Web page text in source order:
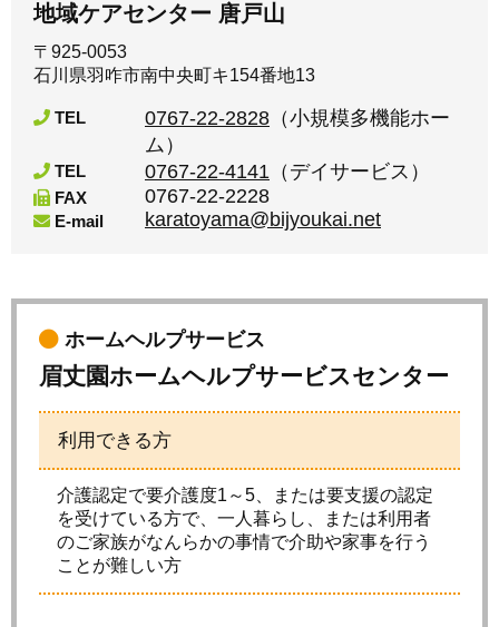
地域ケアセンター 唐戸山
〒925-0053
石川県羽咋市南中央町キ154番地13
TEL 0767-22-2828 （小規模多機能ホー
ム）
TEL 0767-22-4141 （デイサービス）
FAX 0767-22-2228
E-mail karatoyama@bijyoukai.net
ホームヘルプサービス
眉丈園ホームヘルプサービスセンター
利用できる方
介護認定で要介護度1～5、または要支援の認定
を受けている方で、一人暮らし、または利用者
のご家族がなんらかの事情で介助や家事を行う
ことが難しい方